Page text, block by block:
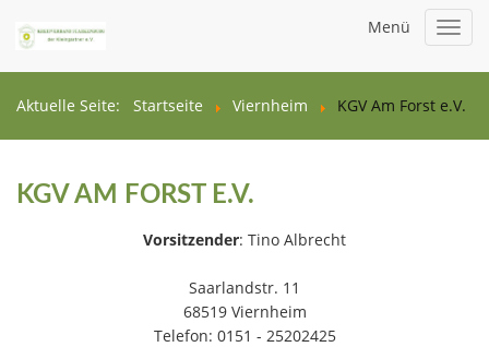
Menü
Aktuelle Seite: Startseite Viernheim KGV Am Forst e.V.
KGV AM FORST E.V.
Vorsitzender: Tino Albrecht
Saarlandstr. 11
68519 Viernheim
Telefon: 0151 - 25202425